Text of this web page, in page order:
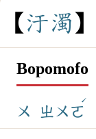
汙濁
Bopomofo
ㄨ ㄓㄨㄛ
ˊ